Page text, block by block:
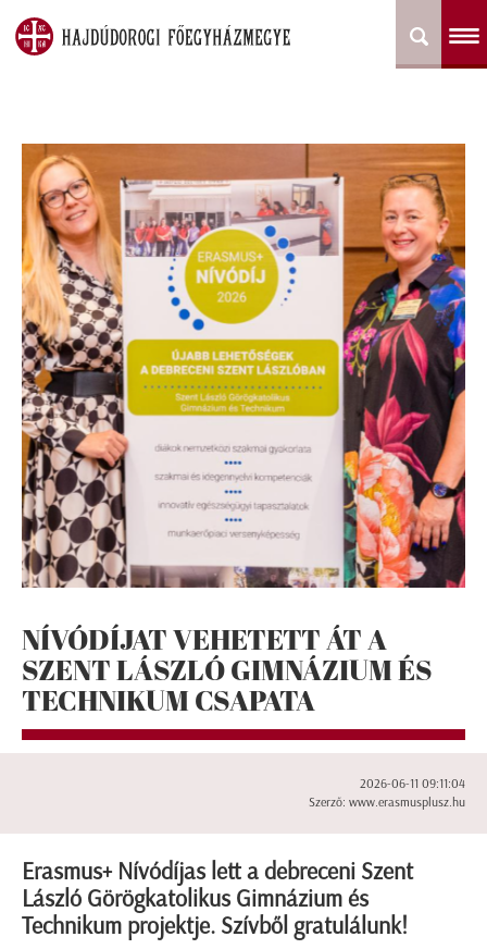
NÍVÓDÍJAT VEHETETT ÁT A
SZENT LÁSZLÓ GIMNÁZIUM ÉS
TECHNIKUM CSAPATA
2026-06-11 09:11:04
Szerző: www.erasmusplusz.hu
Erasmus+ Nívódíjas lett a debreceni Szent
László Görögkatolikus Gimnázium és
Technikum projektje. Szívből gratulálunk!